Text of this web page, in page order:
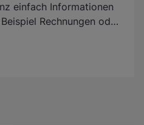
einfach Informationen
Rechnungen oder
unkompliziert und